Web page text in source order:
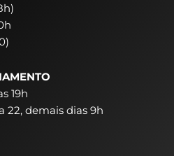
19h
22,demais dias 9h